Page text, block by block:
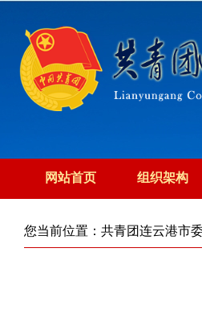
网站首页 组织架构
您当前位置： 共青团连云港市